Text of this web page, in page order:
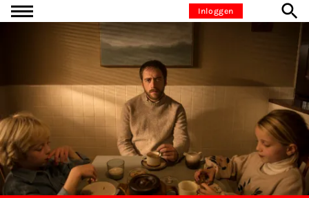
Ga naar inhoudInloggen